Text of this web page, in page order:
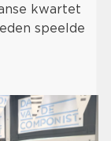
kwartet
speelde